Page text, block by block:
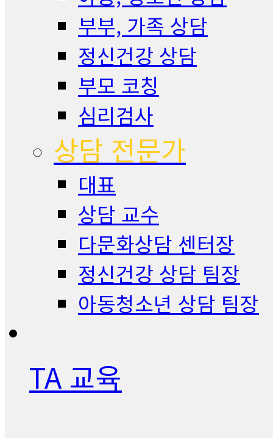
부부, 가족 상담
정신건강 상담
부모 코칭
심리검사
상담 전문가
대표
상담 교수
다문화상담 센터장
정신건강 상담 팀장
아동청소년 상담 팀장
TA 교육